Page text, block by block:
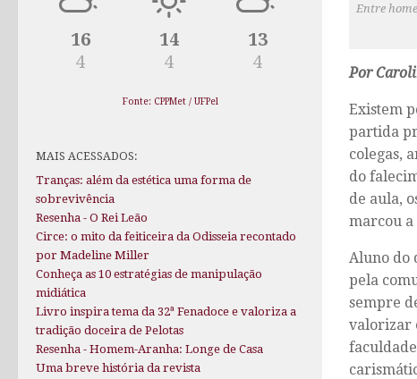
Entre
Por
Existem
partida
colegas,
do
de aula,
marcou a
Aluno do
pela
sempre
valorizar
16
4
14
4
13
4
Fonte: CPPMet / UFPel
MAIS ACESSADOS:
Tranças: além da estética uma forma de
sobrevivência
Resenha - O Rei Leão
Circe: o mito da feiticeira da Odisseia recontado
por Madeline Miller
Conheça as 10 estratégias de manipulação
midiática
Livro inspira tema da 32ª Fenadoce e valoriza a
tradição doceira de Pelotas
Resenha - Homem-Aranha: Longe de Casa
Uma breve história da revista